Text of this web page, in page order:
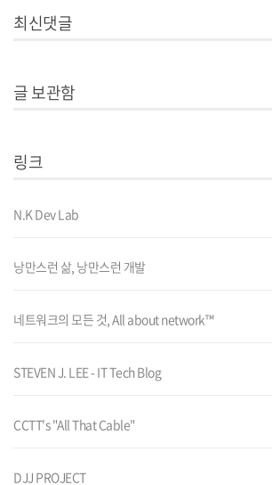
최신댓글
글 보관함
링크
N.K Dev Lab
낭만스런 삶, 낭만스런 개발
네트워크의 모든 것, All about network™
STEVEN J. LEE - IT Tech Blog
CCTT's "All That Cable"
DJJ PROJECT